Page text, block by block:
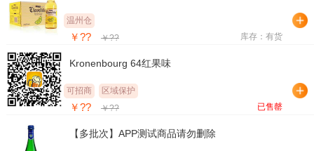
温州仓
￥?? ￥?? 库存：有货
Kronenbourg 64红果味
可招商 区域保护
￥?? ￥?? 已售罄
【多批次】APP测试商品请勿删除